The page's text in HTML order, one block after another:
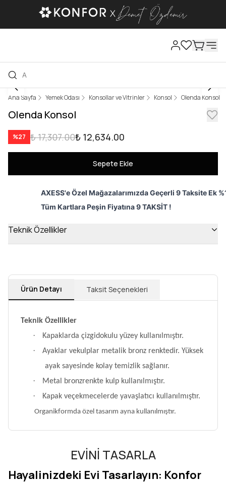
Ana Sayfa Yemek Odası Konsollar ve Vitrinler Konsol Olenda Konsol
Olenda Konsol
%27 ₺ 17,307.00₺ 12,634.00
Sepete Ekle
AXESS'e Özel Mağazalarımızda Geçerli 9 Taksite Ek
Tüm Kartlara Peşin Fiyatına 9 TAKSİT !
Teknik Özellikler
Ürün Detayı Taksit Seçenekleri
Teknik Özellikler
· Kapaklarda çizgidokulu yüzey kullanılmıştır.
·
Ayaklar vekulplar metalik bronz renktedir. Yüksek
ayak sayesinde kolay temizlik sağlanır.
· Metal bronzrenkte kulp kullanılmıştır.
· Kapak veçekmecelerde yavaşlatıcı kullanılmıştır.
Organikformda özel tasarım ayna kullanılmıştır.
EVİNİ TASARLA
Hayalinizdeki Evi Tasarlayın: Konfor